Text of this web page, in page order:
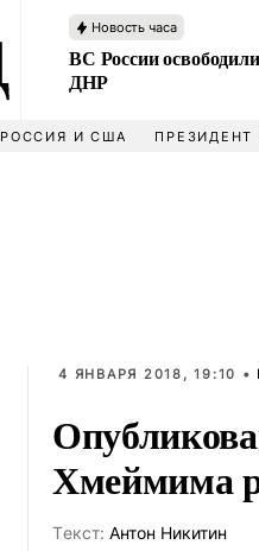
Новость часа
ВС России
ДНР
РОССИЯ И США ПРЕЗИДЕНТ
4 ЯНВАРЯ 2018, 19:10 •
Хмеймима
Tекст: Антон Никитин